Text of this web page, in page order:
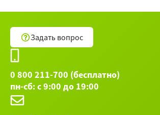
Задать вопрос
0 800 211-700 (бесплатно)
пн-сб: с 9:00 до 19:00